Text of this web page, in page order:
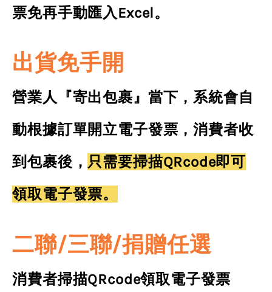
票免再手動匯入Excel。
出貨免手開
營業人『寄出包裹』當下，系統會自
動根據訂單開立電子發票，消費者收
到包裹後， 只需要掃描QRcode即可
領取電子發票。
二聯/三聯/捐贈任選
消費者掃描QRcode領取電子發票